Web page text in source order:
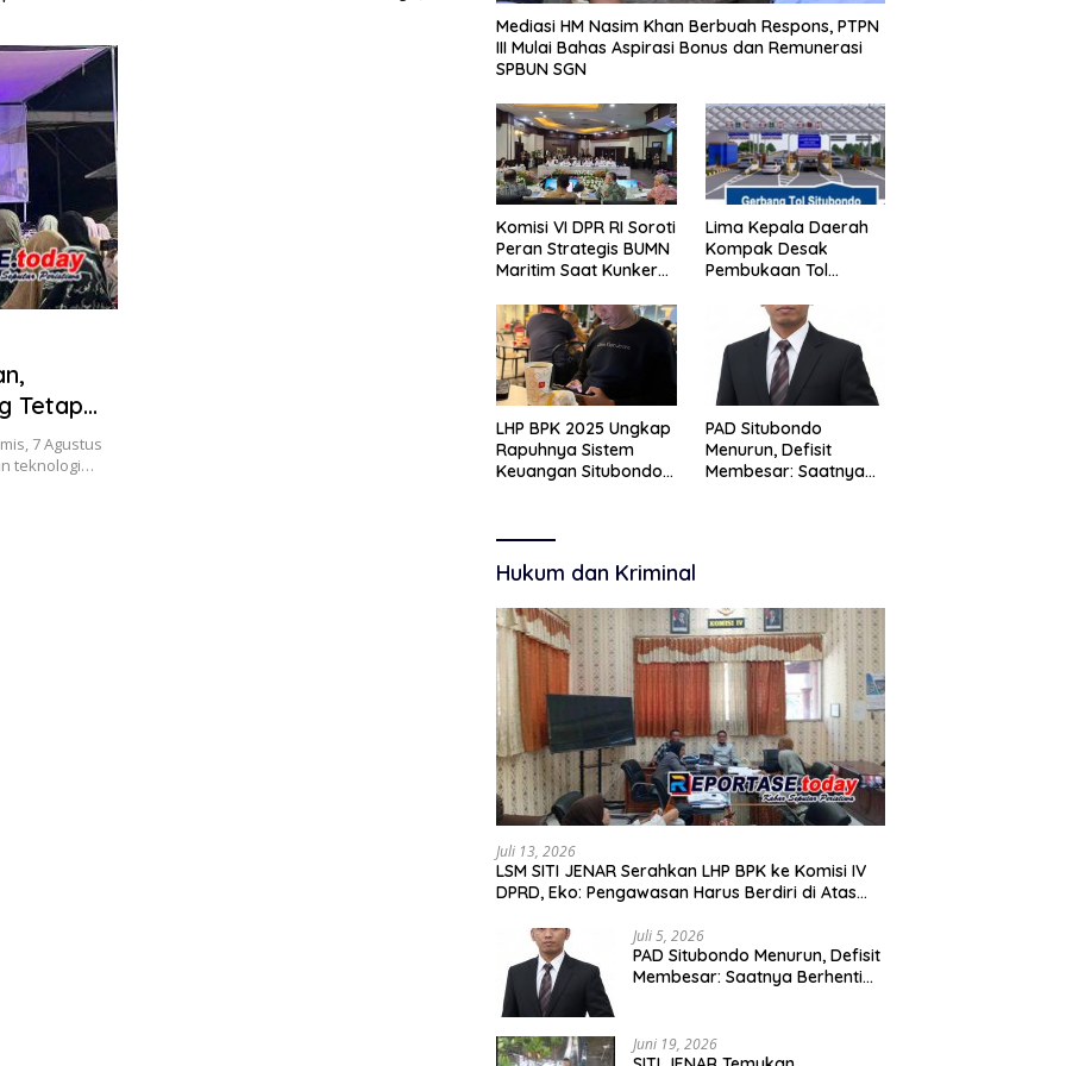
Pusat
Tetap
7 Agustus
teknologi…
Mediasi HM Nasim Khan Berbuah Respons, PTPN
III Mulai Bahas Aspirasi Bonus dan Remunerasi
SPBUN SGN
Komisi VI DPR RI Soroti
Peran Strategis BUMN
Maritim Saat Kunker
Jawa Timur Siang Ini
Lima Kepala Daerah
Kompak Desak
Pembukaan Tol
Khan Kawal Aspirasi
ke Pemerintah Pusat
LHP BPK 2025 Ungkap
Rapuhnya Sistem
Keuangan Situbondo,
PAD Situbondo
Menurun, Defisit
Membesar: Saatnya
Hukum dan Kriminal
Juli 13, 2026
LSM SITI JENAR Serahkan LHP BPK ke Komisi IV
DPRD, Eko: Pengawasan Harus Berdiri di Atas
Juli 5, 2026
PAD Situbondo Menurun, Defisit
Membesar: Saatnya Berhenti
Juni 19, 2026